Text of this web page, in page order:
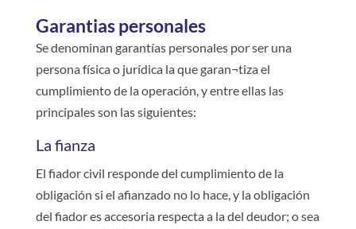
Garantias personales
Se denominan garantías personales por ser una
persona física o jurídica la que garan¬tiza el
cumplimiento de la operación, y entre ellas las
principales son las siguientes:
La fianza
El fiador civil responde del cumplimiento de la
obligación si el afianzado no lo hace, y la obligación
del fiador es accesoria respecta a la del deudor; o sea